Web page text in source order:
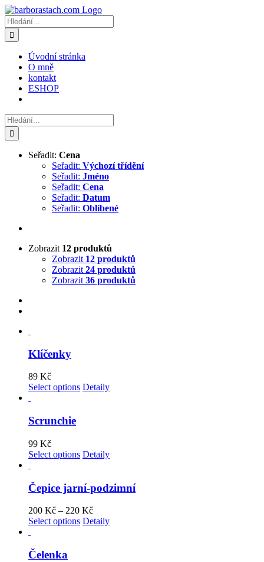
Přeskočit
na
obsah
Hledat:
Úvodní stránka
O mně
kontakt
ESHOP
Hledat:
Seřadit: Cena
Seřadit: Výchozí třídění
Seřadit: Jméno
Seřadit: Cena
Seřadit: Datum
Seřadit: Oblíbené
Zobrazit 12 produktů
Zobrazit 12 produktů
Zobrazit 24 produktů
Zobrazit 36 produktů
Klíčenky
89 Kč
Select options Detaily
Scrunchie
99 Kč
Select options Detaily
Čepice jarní-podzimní
200 Kč – 220 Kč
Select options Detaily
Čelenka